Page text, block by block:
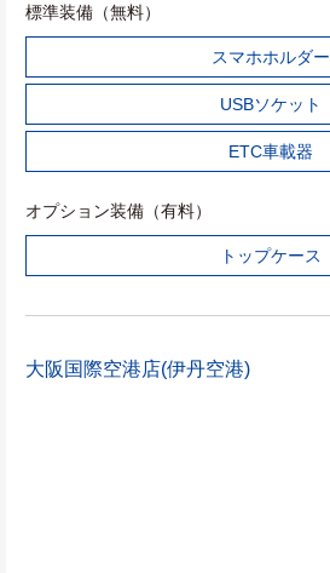
標準装備（無料）
スマホホルダー
USBソケット
ETC車載器
オプション装備（有料）
トップケース
大阪国際空港店(伊丹空港)